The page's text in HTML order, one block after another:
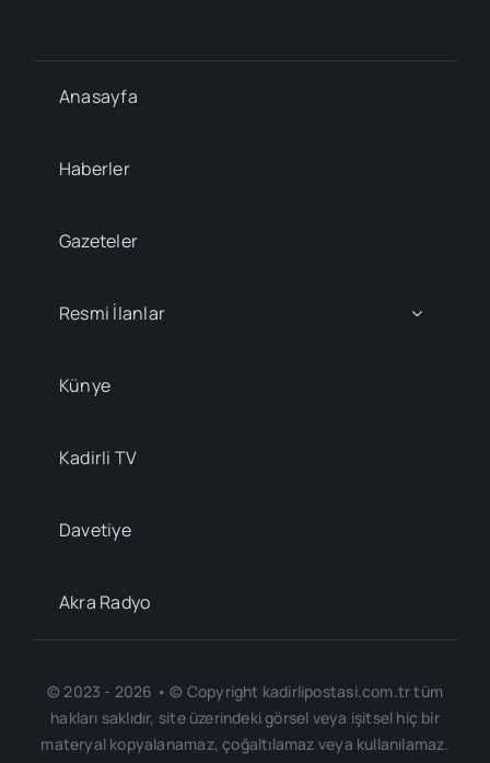
Anasayfa
Haberler
Gazeteler
Resmi İlanlar
Künye
Kadirli TV
Davetiye
Akra Radyo
© 2023 - 2026 • © Copyright kadirlipostasi.com.tr tüm
hakları saklıdır, site üzerindeki görsel veya işitsel hiç bir
materyal kopyalanamaz, çoğaltılamaz veya kullanılamaz.